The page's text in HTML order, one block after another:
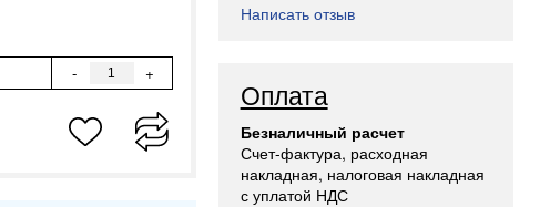
- +
Написать отзыв
Оплата
Безналичный расчет
Счет-фактура, расходная
накладная, налоговая накладная
с уплатой НДС